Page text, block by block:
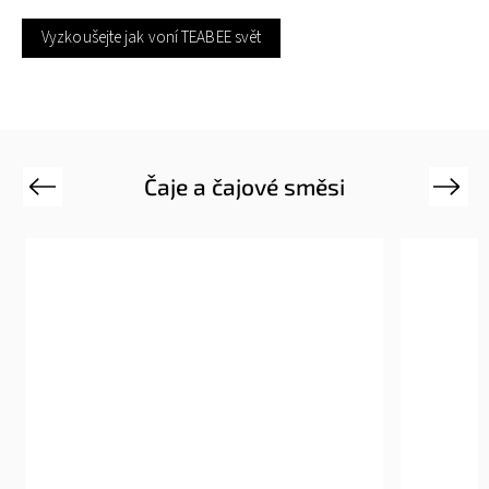
Vyzkoušejte jak voní TEABEE svět
Čaje a čajové směsi
Previous Next